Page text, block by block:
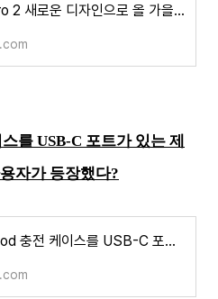
AirPods Pro 2 새로운 디자인으로 올 가을 출시에 대한 예상 예측 루머, 소문의 정보 및 새로운 AirPods
를 USB-C 포트가 있는 제
자가 등장했다?
Apple AirPod 충전 케이스를 USB-C 포트가 있는 제품으로 변형한 새로운 사용자가 등장했다?